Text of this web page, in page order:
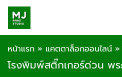
หน้าแรก » แคตตาล็อกออนไลน์ »
โรงพิมพ์สติ๊กเกอร์ด่วน พร